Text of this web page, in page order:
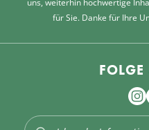
für Sie. Danke für Ihre